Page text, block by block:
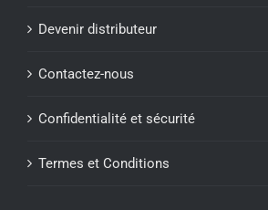
Devenir distributeur
Contactez-nous
Confidentialité et sécurité
Termes et Conditions